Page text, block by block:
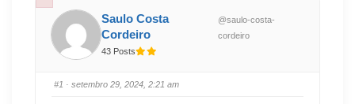
Saulo Costa
Cordeiro
@saulo-costa-
cordeiro
43 Posts
#1 · setembro 29, 2024, 2:21 am
Failed to initialize plugin: wplink